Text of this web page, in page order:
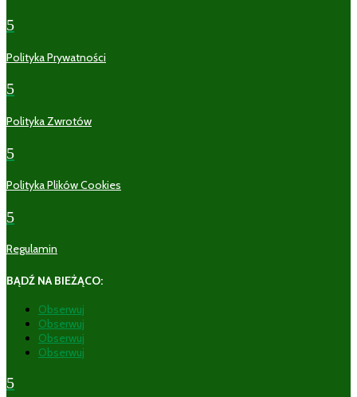
5
Polityka Prywatności
5
Polityka Zwrotów
5
Polityka Plików Cookies
5
Regulamin
BĄDŹ NA BIEŻĄCO:
Obserwuj
Obserwuj
Obserwuj
Obserwuj
5